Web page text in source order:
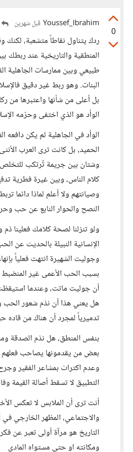
0
Youssef_Ibrahim قبل شهرين
ردك يتناول نقاطاً متشعبة،
المنطقية والتاريخية عند ربطك
طبيعي وبين ممارسات الجاهلية
البنات. وهو ربط غير دقيق
بل أعلى من شأنها واعتبرها من
الوأد هو الذي اختفى وحرّمه
الوأد في الجاهلية لم يكن دافعه
الحميد، بل كانت ترى العرب
وشتان بين جريمة تُرتكب
كلام الناس، وبين غيرة فطرية
وصيانتهم ولا أعلم لماذا دائما
النصح والحوار النابع عن حب
ولو تنزلنا لصحة كلامك فعلينا
الإنسانية النبيلة بالحديث عن
وجوليت الشهيرة انتهت فعلياً
بسبب الحب الأعمى غير
أن جوليت ماتت، وعندما
هل يعني هذا أن نذم شعور الحب
تدميرياً لمجرد أن هناك من قاده
بنفس المنطق، هل نذم الصدقة
بعض من يقدمونها يصاحب فعلهم
وعدم اكتراث بمشاعر الفقير
التطبيق لا تسقط أصالة القيمة
أنت ترى أن الملابس لا تعكس
والاجتماعي، المظهر الخارجي
التاريخ هو مرآة أولى تعبر عن
ومكانته او حتى مستواه المادي